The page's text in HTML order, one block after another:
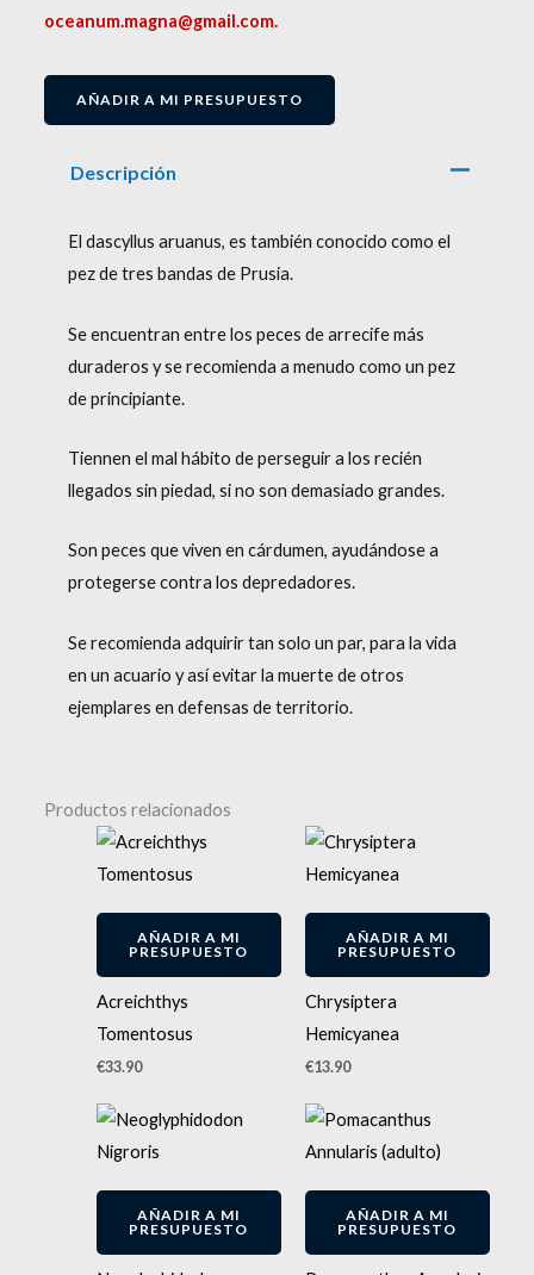
oceanum.magna@gmail.com.
AÑADIR A MI PRESUPUESTO
Descripción
El dascyllus aruanus, es también conocido como el
pez de tres bandas de Prusia.
Se encuentran entre los peces de arrecife más
duraderos y se recomienda a menudo como un pez
de principiante.
Tiennen el mal hábito de perseguir a los recién
llegados sin piedad, si no son demasiado grandes.
Son peces que viven en cárdumen, ayudándose a
protegerse contra los depredadores.
Se recomienda adquirir tan solo un par, para la vida
en un acuario y así evitar la muerte de otros
ejemplares en defensas de territorio.
Productos relacionados
AÑADIR A MI
PRESUPUESTO
Acreichthys
Tomentosus
€33.90
AÑADIR A MI
PRESUPUESTO
Chrysiptera
Hemicyanea
€13.90
AÑADIR A MI
PRESUPUESTO
AÑADIR A MI
PRESUPUESTO